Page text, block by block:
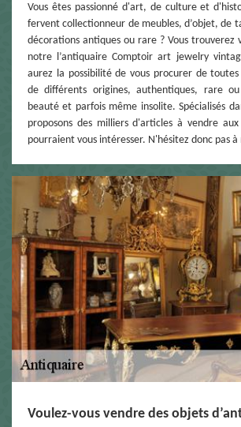
Vous êtes passionné d'art, de culture et
fervent collectionneur de meubles, d’objet, de
décorations antiques ou rare ? Vous trouverez
notre l’antiquaire Comptoir art jewelry
aurez la possibilité de vous procurer de toutes
de différents origines, authentiques, rare
beauté et parfois même insolite. Spécialisés
proposons des milliers d'articles à vendre
pourraient vous intéresser. N'hésitez donc pas
Voulez-vous vendre des objets